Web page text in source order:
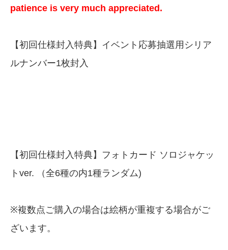
patience is very much appreciated.
【初回仕様封入特典】イベント応募抽選用シリア
ルナンバー1枚封入
【初回仕様封入特典】フォトカード ソロジャケッ
トver. （全6種の内1種ランダム)
※複数点ご購入の場合は絵柄が重複する場合がご
ざいます。